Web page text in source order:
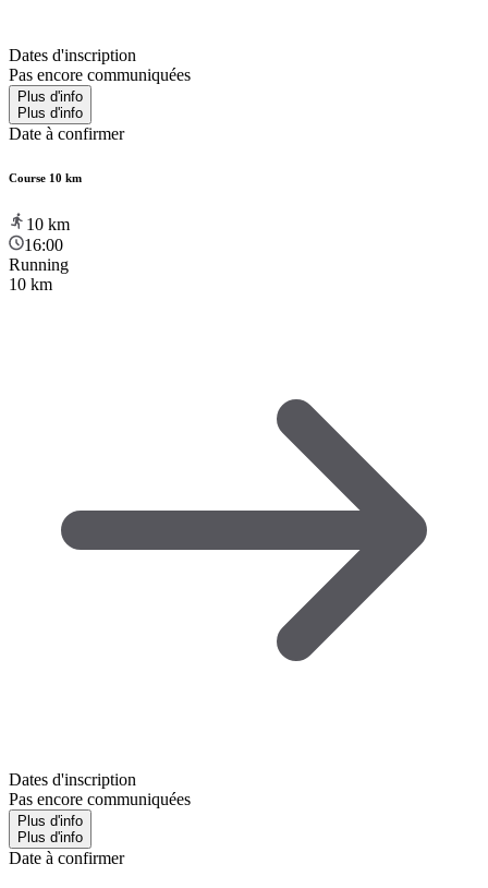
Dates d'inscription
Pas encore communiquées
Plus d'info
Plus d'info
Date à confirmer
Course 10 km
10 km
16:00
Running
10 km
Dates d'inscription
Pas encore communiquées
Plus d'info
Plus d'info
Date à confirmer